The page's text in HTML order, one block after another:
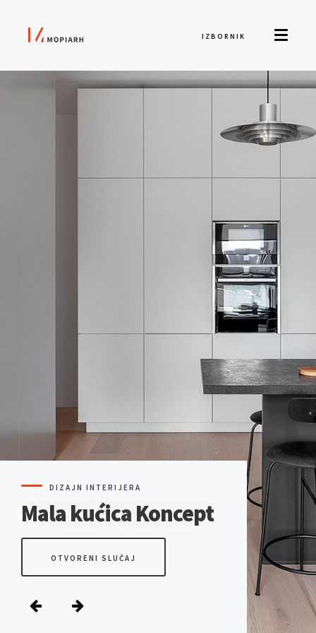
IZBORNIK
DIZAJN INTERIJERA
Mala kućica Koncept
OTVORENI SLUČAJ